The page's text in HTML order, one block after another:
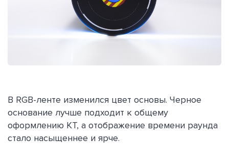
В RGB-ленте изменился цвет основы. Черное
основание лучше подходит к общему
оформлению КТ, а отображение времени раунда
стало насыщеннее и ярче.